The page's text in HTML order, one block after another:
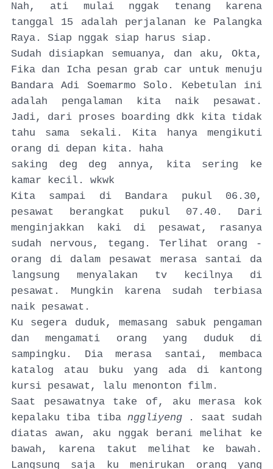
Nah, ati mulai nggak tenang karena
tanggal 15 adalah perjalanan ke Palangka
Raya. Siap nggak siap harus siap.
Sudah disiapkan semuanya, dan aku, Okta,
Fika dan Icha pesan grab car untuk menuju
Bandara Adi Soemarmo Solo. Kebetulan ini
adalah pengalaman kita naik pesawat.
Jadi, dari proses boarding dkk kita tidak
tahu sama sekali. Kita hanya mengikuti
orang di depan kita. haha
saking deg deg annya, kita sering ke
kamar kecil. wkwk
Kita sampai di Bandara pukul 06.30,
pesawat berangkat pukul 07.40. Dari
menginjakkan kaki di pesawat, rasanya
sudah nervous, tegang. Terlihat orang -
orang di dalam pesawat merasa santai da
langsung menyalakan tv kecilnya di
pesawat. Mungkin karena sudah terbiasa
naik pesawat.
Ku segera duduk, memasang sabuk pengaman
dan mengamati orang yang duduk di
sampingku. Dia merasa santai, membaca
katalog atau buku yang ada di kantong
kursi pesawat, lalu menonton film.
Saat pesawatnya take of, aku merasa kok
kepalaku tiba tiba nggliyeng
. saat sudah
diatas awan, aku nggak berani melihat ke
bawah, karena takut melihat ke bawah.
Langsung saja ku menirukan orang yang